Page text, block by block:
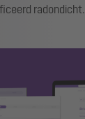
radondicht.